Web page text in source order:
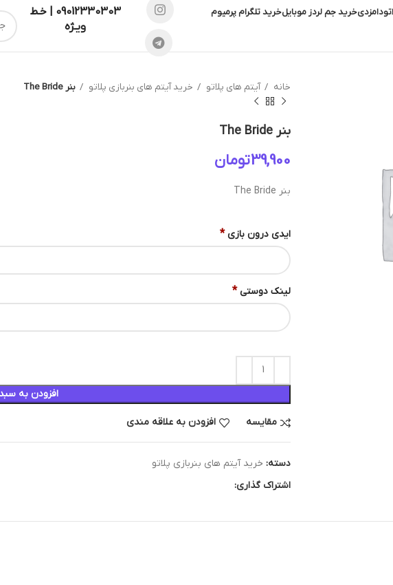
دامزدیخرید جم لردز موبایلخرید تلگرام پرمیوم
09012330303 | خـط
ویـژه
خانه آیتم های پلاتو خرید آیتم های بنربازی پلاتو بنر The Bride
بنر The Bride
تومان
بنر The Bride
ایدی درون بازی *
لینک دوستی *
افزودن به
مقایسه افزودن به علاقه مندی
دسته: خرید آیتم های بنربازی پلاتو
اشتراک گذاری: